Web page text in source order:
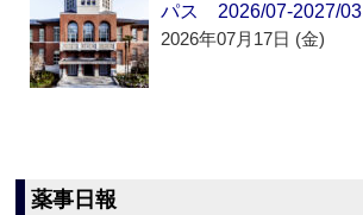
パス 2026/07-2027/03
2026年07月17日 (金)
薬事日報